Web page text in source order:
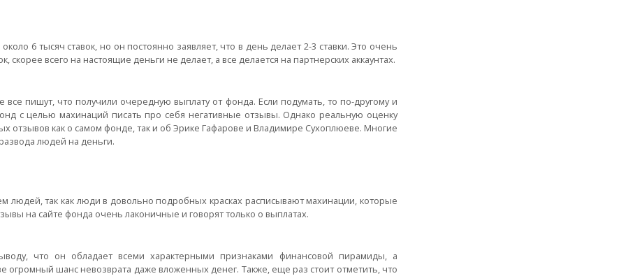
6 тысяч ставок, но он постоянно заявляет, что в день делает 2-3 ставки. Это очень
скорее всего на настоящие деньги не делает, а все делается на партнерских аккаунтах.
пишут, что получили очередную выплату от фонда. Если подумать, то по-другому и
с целью махинаций писать про себя негативные отзывы. Однако реальную оценку
отзывов как о самом фонде, так и об Эрике Гафарове и Владимире Сухоплюеве. Многие
людей на деньги.
людей, так как люди в довольно подробных красках расписывают махинации, которые
на сайте фонда очень лаконичные и говорят только о выплатах.
что он обладает всеми характерными признаками финансовой пирамиды, а
огромный шанс невозврата даже вложенных денег. Также, еще раз стоит отметить, что